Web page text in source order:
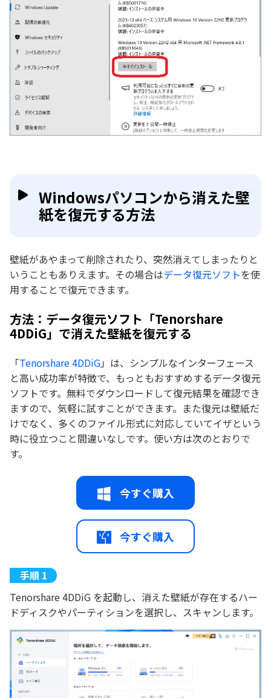
Windowsパソコンから消えた壁
紙を復元する方法
壁紙があやまって削除されたり、突然消えてしまったりと
いうこともありえます。その場合はデータ復元ソフトを使
用することで復元できます。
方法：データ復元ソフト「Tenorshare
4DDiG」で消えた壁紙を復元する
「Tenorshare 4DDiG」は、シンプルなインターフェース
と高い成功率が特徴で、もっともおすすめするデータ復元
ソフトです。無料でダウンロードして復元結果を確認でき
ますので、気軽に試すことができます。また復元は壁紙だ
けでなく、多くのファイル形式に対応していてイザという
時に役立つこと間違いなしです。使い方は次のとおりで
す。
今すぐ購入
今すぐ購入
Tenorshare 4DDiG を起動し、消えた壁紙が存在するハー
ドディスクやパーティションを選択し、スキャンします。